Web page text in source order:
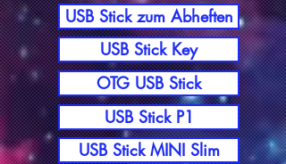
USB Stick zum Abheften
USB Stick Key
OTG USB Stick
USB Stick P1
USB Stick MINI Slim